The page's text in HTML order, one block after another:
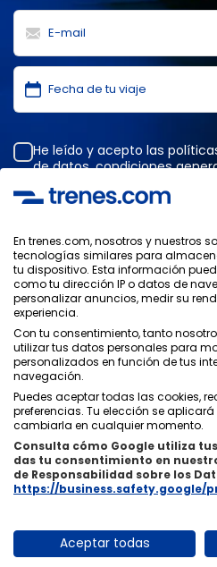
He leído y acepto las
de datos,condiciones
Quiénes
Copyright © Trenes.com.
En trenes.com, nosotros y nuestros
tecnologías similares para
tu dispositivo. Esta información
como tu dirección IP o datos de
personalizar anuncios, medir su
experiencia.
Con tu consentimiento, tanto
utilizar tus datos personales para
personalizados en función de tus
navegación.
Puedes aceptar todas las cookies,
preferencias. Tu elección se aplicará
cambiarla en cualquier momento.
Consulta cómo Google utiliza
das tu consentimiento en
de Responsabilidad sobre los
https://business.safety.google/
Aceptar todas